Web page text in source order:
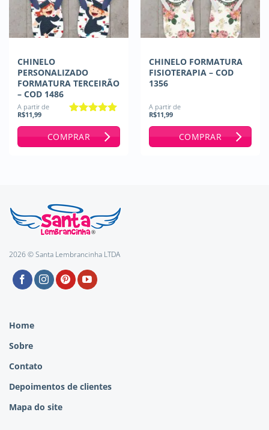
CHINELO
PERSONALIZADO
FORMATURA TERCEIRÃO
– COD 1486
A partir de
R$11,99
COMPRAR
CHINELO FORMATURA
FISIOTERAPIA – COD
1356
A partir de
R$11,99
COMPRAR
2026 © Santa Lembrancinha LTDA
Home
Sobre
Contato
Depoimentos de clientes
Mapa do site